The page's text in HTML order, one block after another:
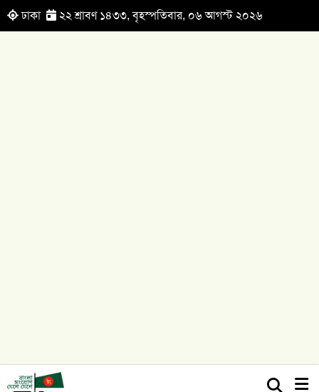
ঢাকা ২২ শ্রাবণ ১৪৩৩, বৃহস্পতিবার, ০৬ আগস্ট ২০২৬